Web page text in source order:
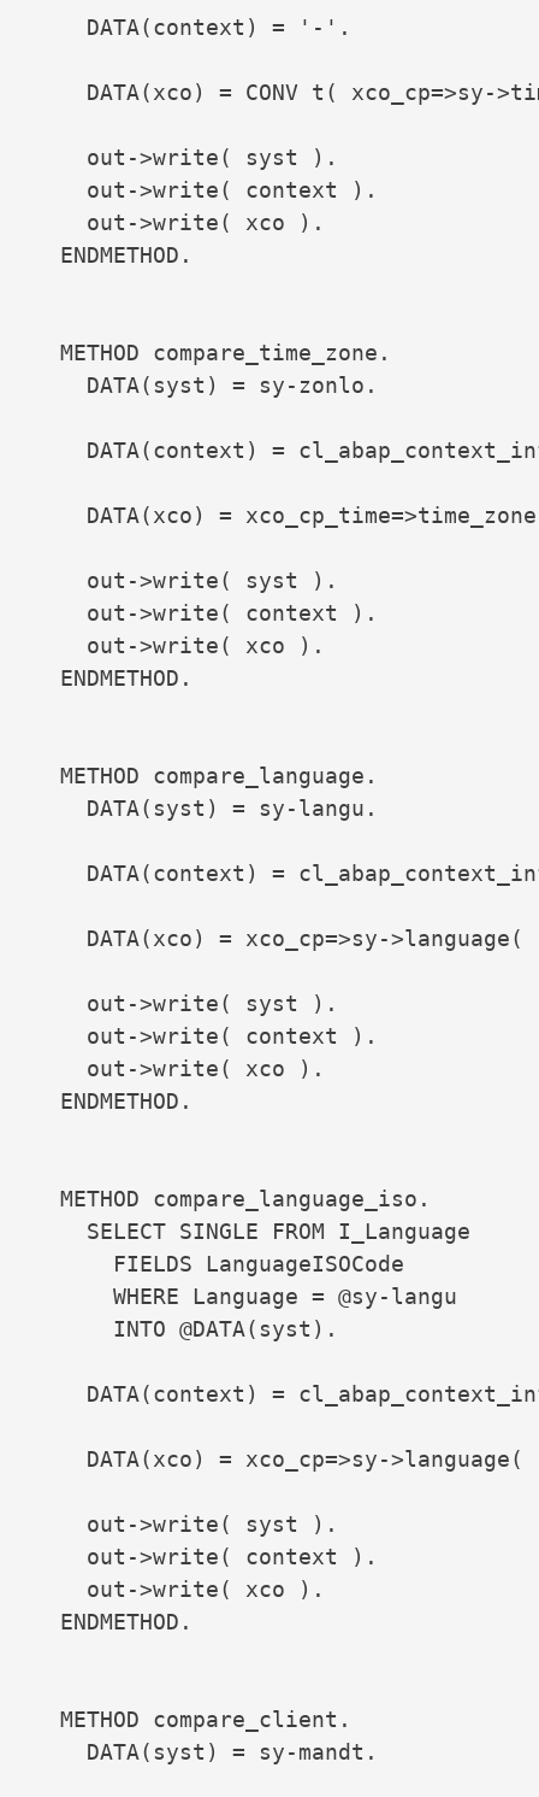
DATA(context) = '-'.
DATA(xco) = CONV t( xco_cp=>sy-
out->write( syst ).
out->write( context ).
out->write( xco ).
ENDMETHOD.
METHOD compare_time_zone.
DATA(syst) = sy-zonlo.
DATA(context) =
DATA(xco) =
out->write( syst ).
out->write( context ).
out->write( xco ).
ENDMETHOD.
METHOD compare_language.
DATA(syst) = sy-langu.
DATA(context) =
DATA(xco) = xco_cp=>sy-
out->write( syst ).
out->write( context ).
out->write( xco ).
ENDMETHOD.
METHOD compare_language_iso.
SELECT SINGLE FROM I_Language
FIELDS LanguageISOCode
WHERE Language = @sy-langu
INTO @DATA(syst).
DATA(context) =
DATA(xco) = xco_cp=>sy->language(
out->write( syst ).
out->write( context ).
out->write( xco ).
ENDMETHOD.
METHOD compare_client.
DATA(syst) = sy-mandt.